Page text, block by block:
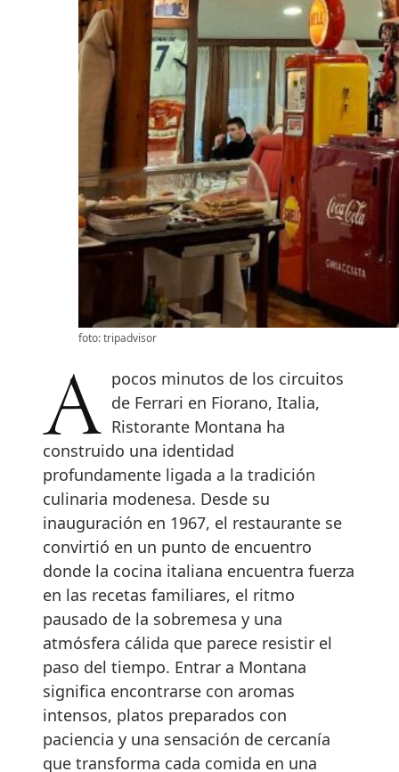
foto: tripadvisor
A pocos minutos de los circuitos de Ferrari en Fiorano, Italia,
Ristorante Montana ha
construido una identidad
profundamente ligada a la tradición
culinaria modenesa. Desde su
inauguración en 1967, el restaurante se
convirtió en un punto de encuentro
donde la cocina italiana encuentra fuerza
en las recetas familiares, el ritmo
pausado de la sobremesa y una
atmósfera cálida que parece resistir el
paso del tiempo. Entrar a Montana
significa encontrarse con aromas
intensos, platos preparados con
paciencia y una sensación de cercanía
que transforma cada comida en una